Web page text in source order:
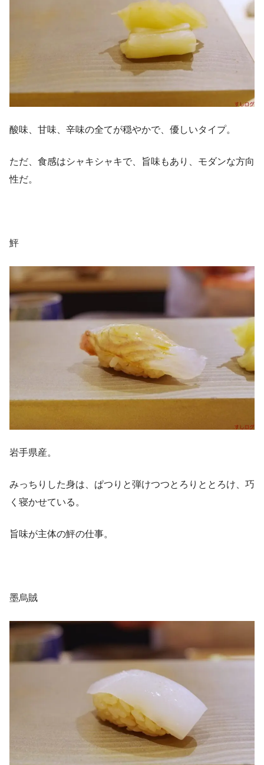
酸味、甘味、辛味の全てが穏やかで、優しいタイプ。
ただ、食感はシャキシャキで、旨味もあり、モダンな方向
性だ。
鮃
岩手県産。
みっちりした身は、ぱつりと弾けつつとろりととろけ、巧
く寝かせている。
旨味が主体の鮃の仕事。
墨烏賊